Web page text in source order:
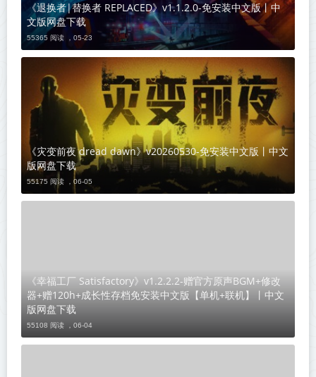
《退换者|替换者 REPLACED》v1.1.2.0-免安装中文版丨中
文版网盘下载
55365 阅读 ， 05-23
《灾变前夜 dread dawn》v20260530-免安装中文版丨中文
版网盘下载
55175 阅读 ， 06-05
《幸福工厂 Satisfactory》v1.2.2.2-赠官方原声BGM+修改
器+赠120h+成长性存档免安装中文版【单机+联机】丨中文
版网盘下载
55108 阅读 ， 06-04